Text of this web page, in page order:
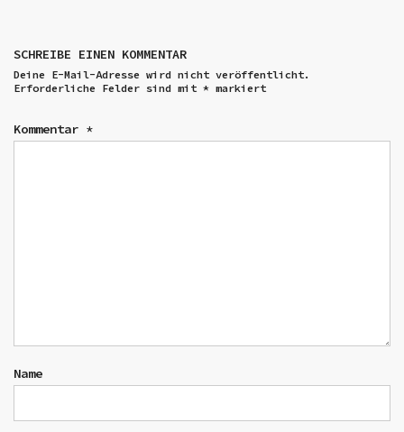
SCHREIBE EINEN KOMMENTAR
Deine E-Mail-Adresse wird nicht veröffentlicht.
Erforderliche Felder sind mit * markiert
Kommentar *
Name